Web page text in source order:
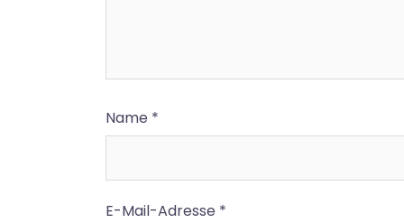
Name *
E-Mail-Adresse *